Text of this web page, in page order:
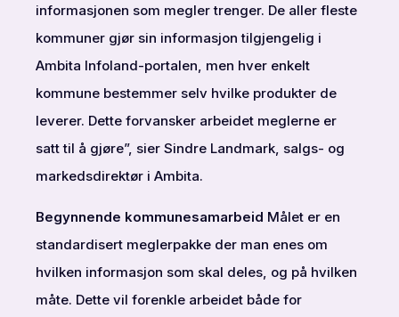
informasjonen som megler trenger. De aller fleste
kommuner gjør sin informasjon tilgjengelig i
Ambita Infoland-portalen, men hver enkelt
kommune bestemmer selv hvilke produkter de
leverer. Dette forvansker arbeidet meglerne er
satt til å gjøre”, sier Sindre Landmark, salgs- og
markedsdirektør i Ambita.
Begynnende kommunesamarbeid Målet er en
standardisert meglerpakke der man enes om
hvilken informasjon som skal deles, og på hvilken
måte. Dette vil forenkle arbeidet både for